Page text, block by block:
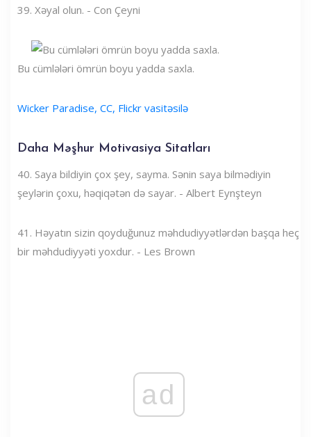
39. Xəyal olun. - Con Çeyni
Bu cümlələri ömrün boyu yadda saxla.
Wicker Paradise, CC, Flickr vasitəsilə
Daha Məşhur Motivasiya Sitatları
40. Saya bildiyin çox şey, sayma. Sənin saya bilmədiyin
şeylərin çoxu, həqiqətən də sayar. - Albert Eynşteyn
41. Həyatın sizin qoyduğunuz məhdudiyyətlərdən başqa heç
bir məhdudiyyəti yoxdur. - Les Brown
ad